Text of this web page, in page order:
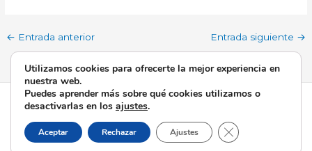
← Entrada anterior Entrada siguiente →
Todos los derechos © 2026 Esperanza de Triana | Funciona
gracias aTema Astra para WordPress
Utilizamos cookies para ofrecerte la mejor experiencia en
nuestra web.
Puedes aprender más sobre qué cookies utilizamos o
desactivarlas en los ajustes.
Aceptar Rechazar Ajustes Cerrar el banner